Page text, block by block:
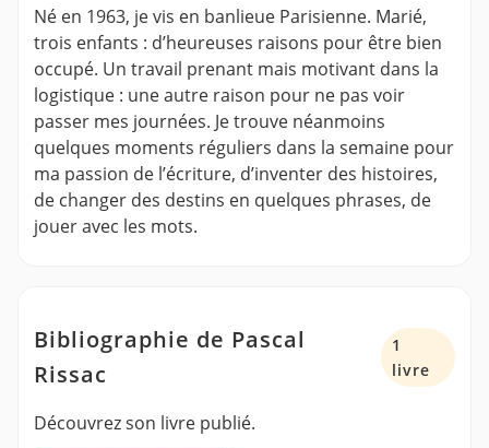
Né en 1963, je vis en banlieue Parisienne. Marié,
trois enfants : d’heureuses raisons pour être bien
occupé. Un travail prenant mais motivant dans la
logistique : une autre raison pour ne pas voir
passer mes journées. Je trouve néanmoins
quelques moments réguliers dans la semaine pour
ma passion de l’écriture, d’inventer des histoires,
de changer des destins en quelques phrases, de
jouer avec les mots.
Bibliographie de Pascal
Rissac
1
livre
Découvrez son livre publié.